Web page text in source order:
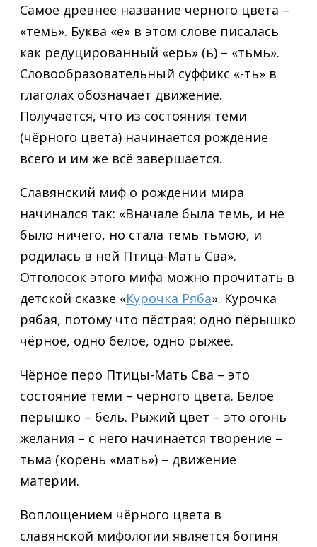
Самое древнее название чёрного цвета –
«темь». Буква «е» в этом слове писалась
как редуцированный «ерь» (ь) – «тьмь».
Словообразовательный суффикс «-ть» в
глаголах обозначает движение.
Получается, что из состояния теми
(чёрного цвета) начинается рождение
всего и им же всё завершается.
Славянский миф о рождении мира
начинался так: «Вначале была темь, и не
было ничего, но стала темь тьмою, и
родилась в ней Птица-Мать Сва».
Отголосок этого мифа можно прочитать в
детской сказке «Курочка Ряба». Курочка
рябая, потому что пёстрая: одно пёрышко
чёрное, одно белое, одно рыжее.
Чёрное перо Птицы-Мать Сва – это
состояние теми – чёрного цвета. Белое
пёрышко – бель. Рыжий цвет – это огонь
желания – с него начинается творение –
тьма (корень «мать») – движение
материи.
Воплощением чёрного цвета в
славянской мифологии является богиня